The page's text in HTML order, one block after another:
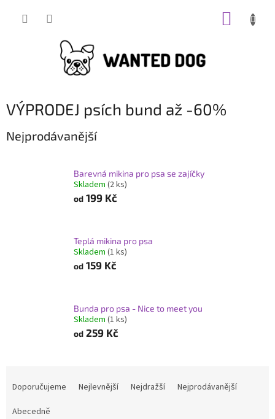
VÝPRODEJ psích bund až -60%
Nejprodávanější
Barevná mikina pro psa se zajíčky
Skladem (2 ks)
od 199 Kč
Teplá mikina pro psa
Skladem (1 ks)
od 159 Kč
Bunda pro psa - Nice to meet you
Skladem (1 ks)
od 259 Kč
Doporučujeme Nejlevnější Nejdražší
Nejprodávanější
Abecedně